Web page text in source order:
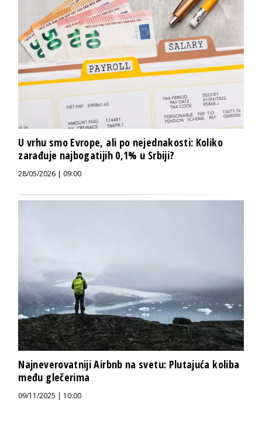
U vrhu smo Evrope, ali po nejednakosti: Koliko
zarađuje najbogatijih 0,1% u Srbiji?
28/05/2026 | 09:00
Najneverovatniji Airbnb na svetu: Plutajuća koliba
među glečerima
09/11/2025 | 10:00